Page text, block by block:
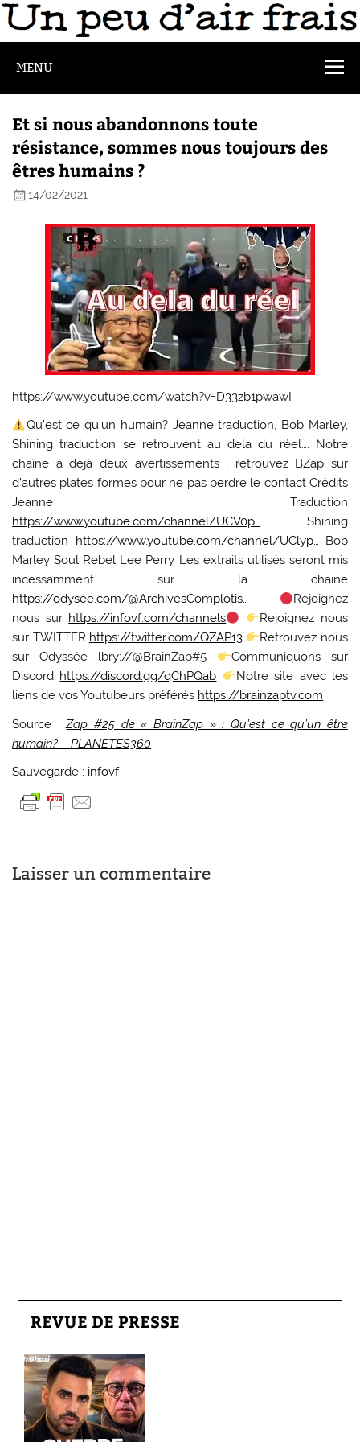
MENU
Et si nous abandonnons toute
résistance, sommes nous toujours des
êtres humains ?
14/02/2021
https://www.youtube.com/watch?v=D33zb1pwawI
Qu’est ce qu’un humain? Jeanne traduction, Bob Marley,
Shining traduction se retrouvent au dela du réel…. Notre
chaîne à déjà deux avertissements , retrouvez BZap sur
d’autres plates formes pour ne pas perdre le contact Crédits
Jeanne Traduction
https://www.youtube.com/channel/UCV0p… Shining
traduction https://www.youtube.com/channel/UClyp… Bob
Marley Soul Rebel Lee Perry Les extraits utilisés seront mis
incessamment sur la chaine
https://odysee.com/@ArchivesComplotis…
Rejoignez
nous sur https://infovf.com/channels
Rejoignez nous
sur TWITTER https://twitter.com/QZAP13
Retrouvez nous
sur Odyssée lbry://@BrainZap#5
Communiquons sur
Discord https://discord.gg/qChPQab
Notre site avec les
liens de vos Youtubeurs préférés https://brainzaptv.com
Source :Zap #25 de « BrainZap » : Qu’est ce qu’un être
humain? – PLANETES360
Sauvegarde : infovf
Laisser un commentaire
REVUE DE PRESSE